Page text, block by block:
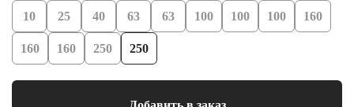
10
25 40 63 63 100 100 100 160
160 160 250 250